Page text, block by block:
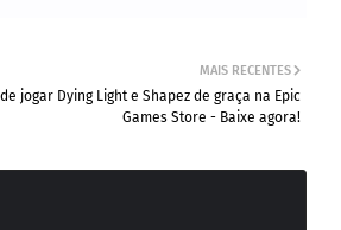
MAIS RECENTES
jogar Dying Light e Shapez de graça na Epic
Games Store - Baixe agora!